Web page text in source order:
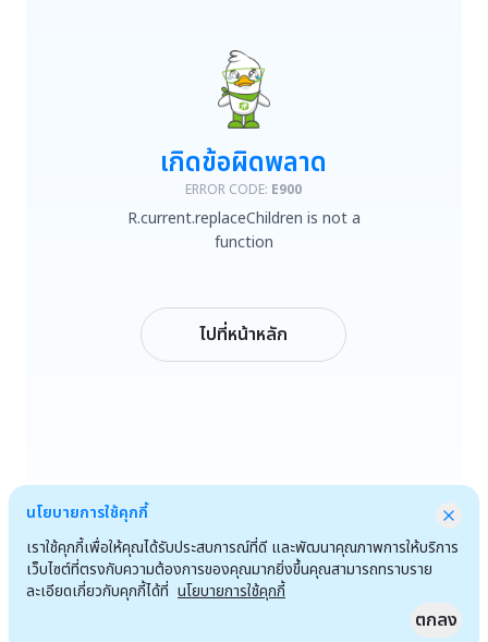
R.current.replaceChildren is not a function
เกิดข้อผิดพลาด
ERROR CODE: E900
R.current.replaceChildren is not a
function
ไปที่หน้าหลัก
นโยบายการใช้คุกกี้
เราใช้คุกกี้เพื่อให้คุณได้รับประสบการณ์ที่ดี และพัฒนาคุณภาพการให้บริการ
เว็บไซต์ที่ตรงกับความต้องการของคุณมากยิ่งขึ้นคุณสามารถทราบราย
ละเอียดเกี่ยวกับคุกกี้ได้ที่ นโยบายการใช้คุกกี้
ตกลง